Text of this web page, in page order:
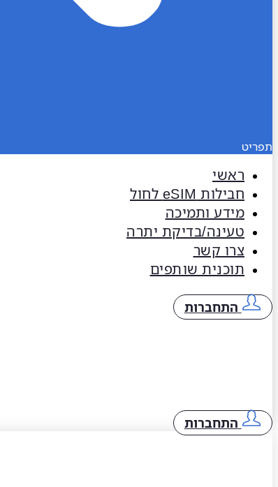
תפריט
ראשי
חבילות eSIM​ לחול
מידע ותמיכה
טעינה/בדיקת יתרה
צרו קשר
תוכנית שותפים
התחברות
התחברות